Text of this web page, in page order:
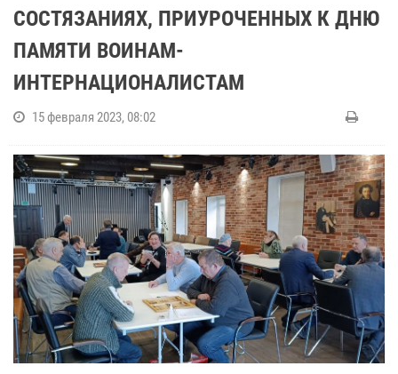
СОСТЯЗАНИЯХ, ПРИУРОЧЕННЫХ К ДНЮ
ПАМЯТИ ВОИНАМ-
ИНТЕРНАЦИОНАЛИСТАМ
15 февраля 2023, 08:02